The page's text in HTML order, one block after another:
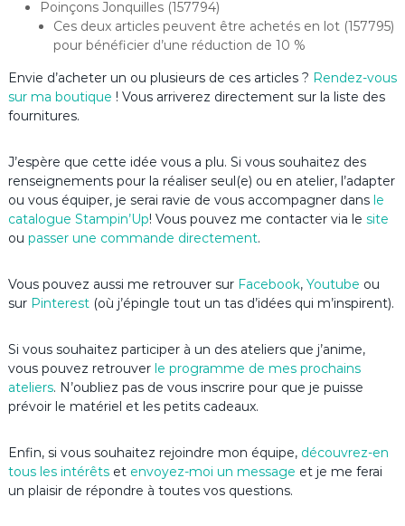
Poinçons Jonquilles (157794)
Ces deux articles peuvent être achetés en lot (157795)
pour bénéficier d’une réduction de 10 %
Envie d’acheter un ou plusieurs de ces articles ? Rendez-vous
sur ma boutique ! Vous arriverez directement sur la liste des
fournitures.
J’espère que cette idée vous a plu. Si vous souhaitez des
renseignements pour la réaliser seul(e) ou en atelier, l’adapter
ou vous équiper, je serai ravie de vous accompagner dans le
catalogue Stampin’Up! Vous pouvez me contacter via le site
ou passer une commande directement.
Vous pouvez aussi me retrouver sur Facebook, Youtube ou
sur Pinterest (où j’épingle tout un tas d’idées qui m’inspirent).
Si vous souhaitez participer à un des ateliers que j’anime,
vous pouvez retrouverle programme de mes prochains
ateliers. N’oubliez pas de vous inscrire pour que je puisse
prévoir le matériel et les petits cadeaux.
Enfin, si vous souhaitez rejoindre mon équipe, découvrez-en
tous les intérêtset envoyez-moi un message et je me ferai
un plaisir de répondre à toutes vos questions.